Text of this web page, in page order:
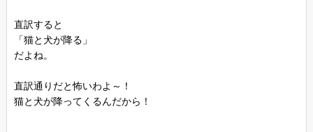
直訳すると
「猫と犬が降る」
だよね。
直訳通りだと怖いわよ～！
猫と犬が降ってくるんだから！